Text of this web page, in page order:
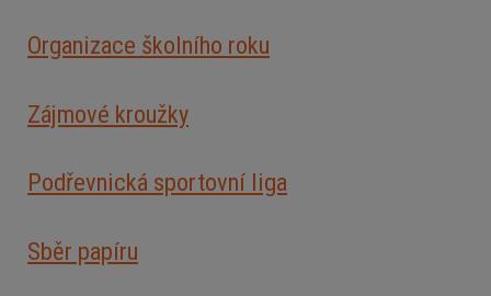
Organizace školního roku
Zájmové kroužky
Podřevnická sportovní liga
Sběr papíru